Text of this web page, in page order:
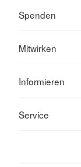
Spenden
Mitwirken
Informieren
Service